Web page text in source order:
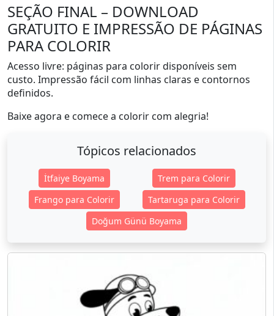
SEÇÃO FINAL – DOWNLOAD
GRATUITO E IMPRESSÃO DE PÁGINAS
PARA COLORIR
Acesso livre: páginas para colorir disponíveis sem
custo. Impressão fácil com linhas claras e contornos
definidos.
Baixe agora e comece a colorir com alegria!
Tópicos relacionados
İtfaiye Boyama
Trem para Colorir
Frango para Colorir
Tartaruga para Colorir
Doğum Günü Boyama